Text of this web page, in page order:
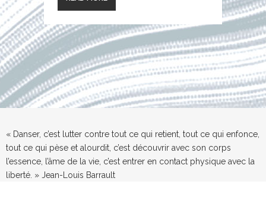
« Danser, c’est lutter contre tout ce qui retient, tout ce qui enfonce,
tout ce qui pèse et alourdit, c’est découvrir avec son corps
l’essence, l’âme de la vie, c’est entrer en contact physique avec la
liberté. » Jean-Louis Barrault